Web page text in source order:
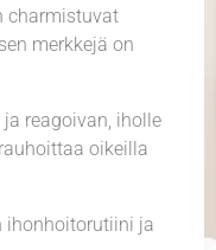
charmistuvat
merkkejä on
reagoivan, iholle
oikeilla
ihonhoitorutiini ja